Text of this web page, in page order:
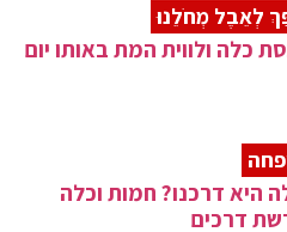
לְאֵבֶל מְחֹלֵנוּ
כלה ולווית המת באותו יום
היא דרכנו? חמות וכלה
דרכים